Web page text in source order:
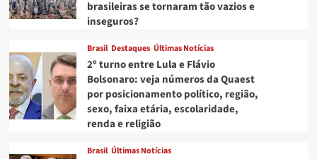
brasileiras se tornaram tão vazios e
inseguros?
Brasil Destaques Últimas Notícias
2º turno entre Lula e Flávio
Bolsonaro: veja números da Quaest
por posicionamento político, região,
sexo, faixa etária, escolaridade,
renda e religião
Brasil Últimas Notícias